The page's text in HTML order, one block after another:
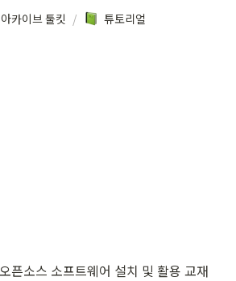
아카이브 툴킷 / 튜토리얼
픈소스 소프트웨어 설치 및 활용 교재